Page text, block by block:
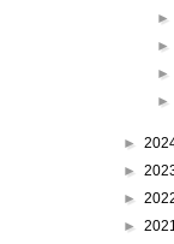
►
►
►
►